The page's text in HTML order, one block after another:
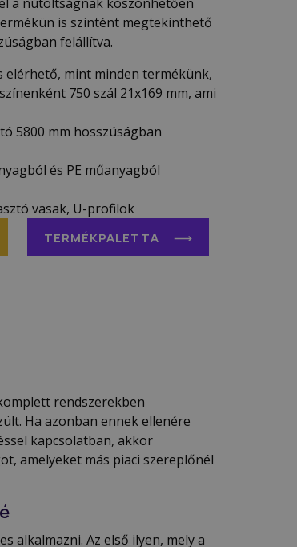
is szintént megtekinthető
felállítva.
elérhető, mint minden termékünk,
750 szál 21x169 mm, ami
5800 mm hosszúságban
és PE műanyagból
vasak, U-profilok
TERMÉKPALETTA
rendszerekben
Ha azonban ennek ellenére
kapcsolatban, akkor
amelyeket más piaci szereplőnél
alkalmazni. Az első ilyen, mely a